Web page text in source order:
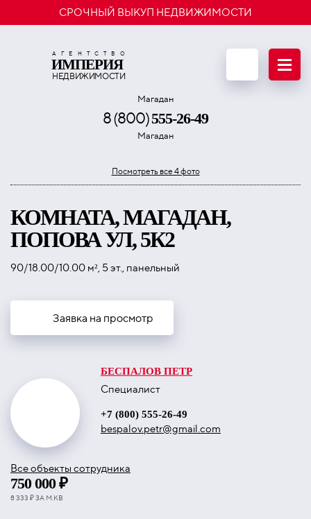
СРОЧНЫЙ ВЫКУП НЕДВИЖИМОСТИ
АГЕНТСТВО
ИМПЕРИЯ
НЕДВИЖИМОСТИ
Магадан
8 (800)555-26-49
Магадан
Отправить
Посмотреть все 4 фото
КОМНАТА, МАГАДАН,
ПОПОВА УЛ, 5К2
90/18.00/10.00 м², 5 эт., панельный
750 000 ₽
8 333 ₽ ЗА М.КВ
Заявка на просмотр
БЕСПАЛОВ ПЕТР
Специалист
+7 (800) 555-26-49
bespalov.petr@gmail.com
Все объекты сотрудника